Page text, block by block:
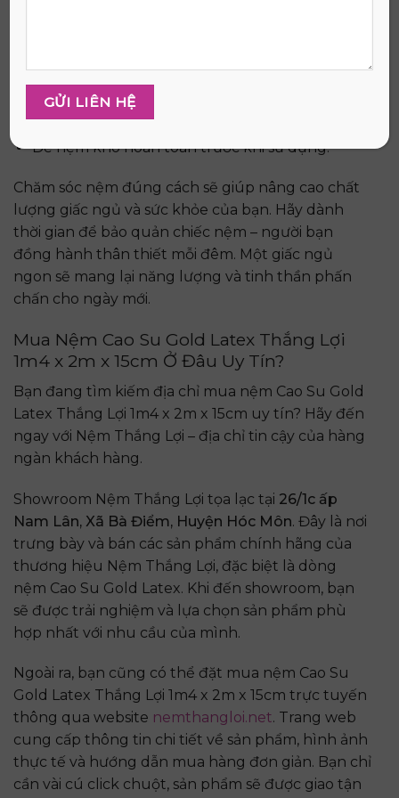
Dùng chất tẩy rửa chuyên dụng để làm sạch
vết bẩn.
Để nệm khô hoàn toàn trước khi sử dụng.
Chăm sóc nệm đúng cách sẽ giúp nâng cao chất
lượng giấc ngủ và sức khỏe của bạn. Hãy dành
thời gian để bảo quản chiếc nệm – người bạn
đồng hành thân thiết mỗi đêm. Một giấc ngủ
ngon sẽ mang lại năng lượng và tinh thần phấn
chấn cho ngày mới.
Mua Nệm Cao Su Gold Latex Thắng Lợi
1m4 x 2m x 15cm Ở Đâu Uy Tín?
Bạn đang tìm kiếm địa chỉ mua nệm Cao Su Gold
Latex Thắng Lợi 1m4 x 2m x 15cm uy tín? Hãy đến
ngay với Nệm Thắng Lợi – địa chỉ tin cậy của hàng
ngàn khách hàng.
Showroom Nệm Thắng Lợi tọa lạc tại 26/1c ấp
Nam Lân, Xã Bà Điểm, Huyện Hóc Môn. Đây là nơi
trưng bày và bán các sản phẩm chính hãng của
thương hiệu Nệm Thắng Lợi, đặc biệt là dòng
nệm Cao Su Gold Latex. Khi đến showroom, bạn
sẽ được trải nghiệm và lựa chọn sản phẩm phù
hợp nhất với nhu cầu của mình.
Ngoài ra, bạn cũng có thể đặt mua nệm Cao Su
Gold Latex Thắng Lợi 1m4 x 2m x 15cm trực tuyến
thông qua website nemthangloi.net. Trang web
cung cấp thông tin chi tiết về sản phẩm, hình ảnh
thực tế và hướng dẫn mua hàng đơn giản. Bạn chỉ
cần vài cú click chuột, sản phẩm sẽ được giao tận